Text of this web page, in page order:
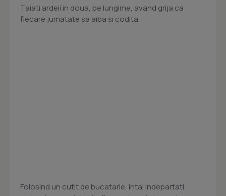
Taiati ardeii in doua, pe lungime, avand grija ca
fiecare jumatate sa aiba si codita.
Folosind un cutit de bucatarie, intai indepartati